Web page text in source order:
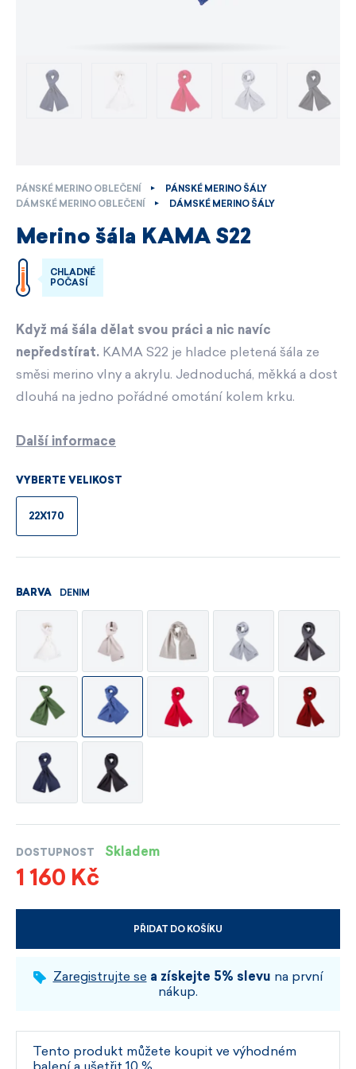
PÁNSKÉ MERINO OBLEČENÍ
PÁNSKÉ MERINO ŠÁLY
DÁMSKÉ MERINO OBLEČENÍ
DÁMSKÉ MERINO ŠÁLY
Merino šála KAMA S22
CHLADNÉ
POČASÍ
Když má šála dělat svou práci a nic navíc
nepředstírat. KAMA S22 je hladce pletená šála ze
směsi merino vlny a akrylu. Jednoduchá, měkká a dost
dlouhá na jedno pořádné omotání kolem krku.
Další informace
VYBERTE VELIKOST
22X170
BARVA DENIM
DOSTUPNOST Skladem
1 160 Kč
PŘIDAT DO KOŠÍKU
VYBERTE VELIKOST A BARVU
Zaregistrujte se a získejte 5% slevu na první
nákup.
Tento produkt můžete koupit ve výhodném